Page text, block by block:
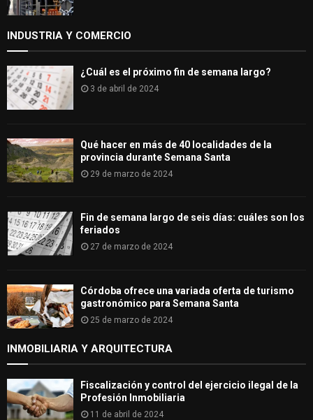
INDUSTRIA Y COMERCIO
¿Cuál es el próximo fin de semana largo?
3 de abril de 2024
Qué hacer en más de 40 localidades de la
provincia durante Semana Santa
29 de marzo de 2024
Fin de semana largo de seis días: cuáles son los
feriados
27 de marzo de 2024
Córdoba ofrece una variada oferta de turismo
gastronómico para Semana Santa
25 de marzo de 2024
INMOBILIARIA Y ARQUITECTURA
Fiscalización y control del ejercicio ilegal de la
Profesión Inmobiliaria
11 de abril de 2024